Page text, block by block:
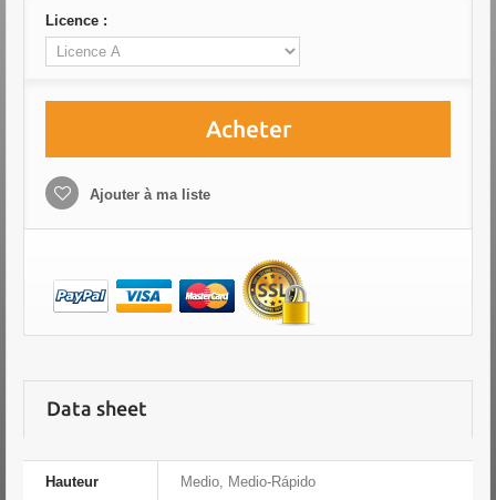
Licence :
Acheter
Ajouter à ma liste
Data sheet
Hauteur Medio, Medio-Rápido